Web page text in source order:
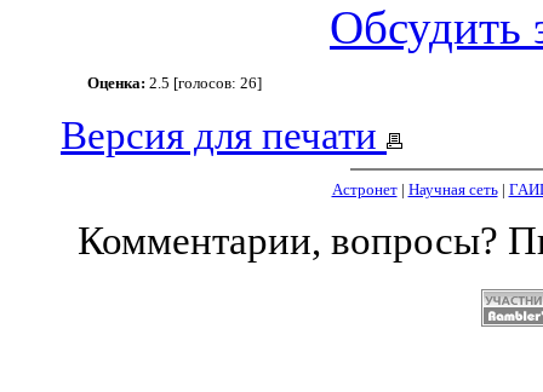
Обсудить
Оценка: 2.5 [голосов: 26]
Версия для печати
Астронет| Научная сеть|
Комментарии, вопросы?